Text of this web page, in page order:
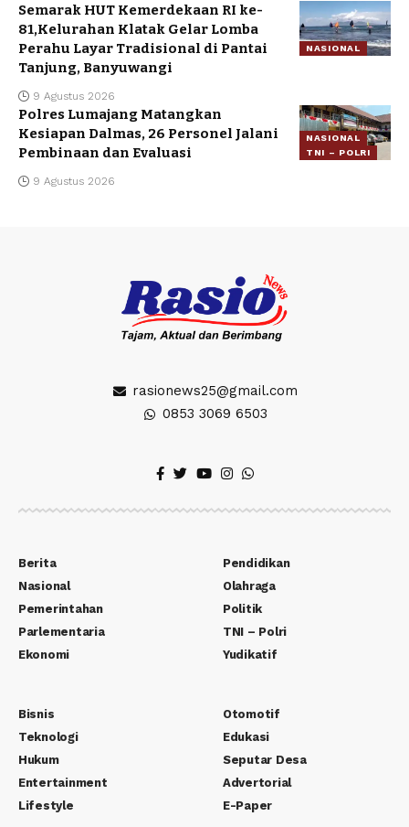
NASIONAL
Semarak HUT Kemerdekaan RI ke-
81,Kelurahan Klatak Gelar Lomba
Perahu Layar Tradisional di Pantai
Tanjung, Banyuwangi
9 Agustus 2026
NASIONAL
TNI – POLRI
Polres Lumajang Matangkan
Kesiapan Dalmas, 26 Personel Jalani
Pembinaan dan Evaluasi
9 Agustus 2026
rasionews25@gmail.com
0853 3069 6503
Berita
Nasional
Pemerintahan
Parlementaria
Ekonomi
Pendidikan
Olahraga
Politik
TNI – Polri
Yudikatif
Bisnis
Teknologi
Hukum
Entertainment
Lifestyle
Otomotif
Edukasi
Seputar Desa
Advertorial
E-Paper